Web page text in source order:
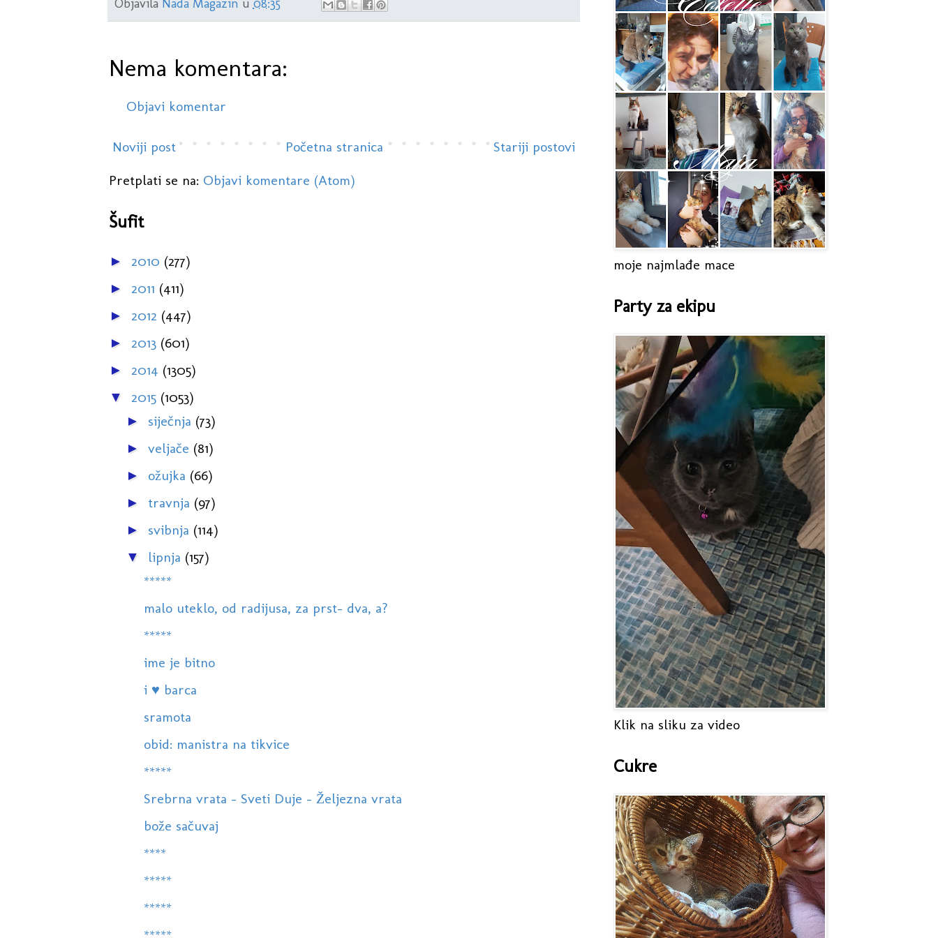
Objavila Nada Magazin u 08:35
Nema komentara:
Objavi komentar
Noviji post Stariji postovi
Početna stranica
Pretplati se na: Objavi komentare (Atom)
Šufit
► 2010 (277)
► 2011 (411)
► 2012 (447)
► 2013 (601)
► 2014 (1305)
▼ 2015 (1053)
► siječnja (73)
► veljače (81)
► ožujka (66)
► travnja (97)
► svibnja (114)
▼ lipnja (157)
*****
malo uteklo, od radijusa, za prst- dva, a?
*****
ime je bitno
i ♥ barca
sramota
obid: manistra na tikvice
*****
Srebrna vrata - Sveti Duje - Željezna vrata
bože sačuvaj
****
*****
*****
moje najmlađe mace
Party za ekipu
Klik na sliku za video
Cukre